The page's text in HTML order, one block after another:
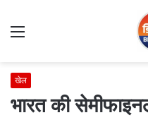
Menu
खेल
भारत की